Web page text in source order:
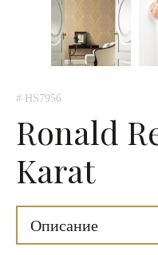
# HS7956
Ronald
Karat
Описание